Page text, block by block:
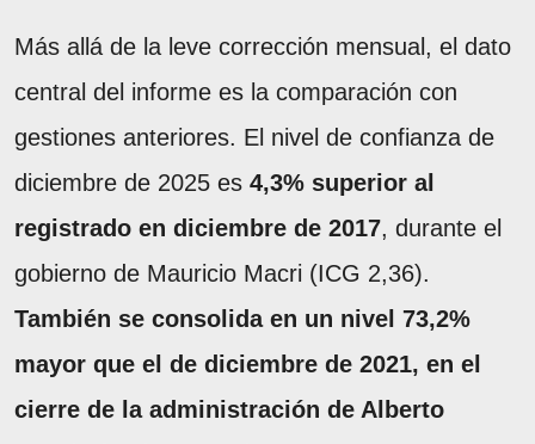
Más allá de la leve corrección mensual, el dato
central del informe es la comparación con
gestiones anteriores. El nivel de confianza de
diciembre de 2025 es 4,3% superior al
registrado en diciembre de 2017, durante el
gobierno de Mauricio Macri (ICG 2,36).
También se consolida en un nivel 73,2%
mayor que el de diciembre de 2021, en el
cierre de la administración de Alberto